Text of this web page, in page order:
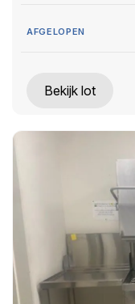
AFGELOPEN
Bekijk lot